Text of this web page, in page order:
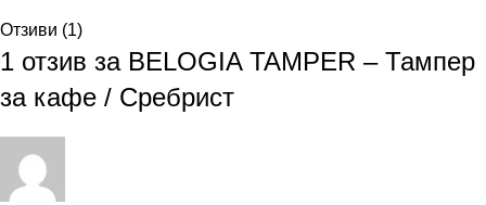
Отзиви (1)
1 отзив за BELOGIA TAMPER – Тампер
за кафе / Сребрист